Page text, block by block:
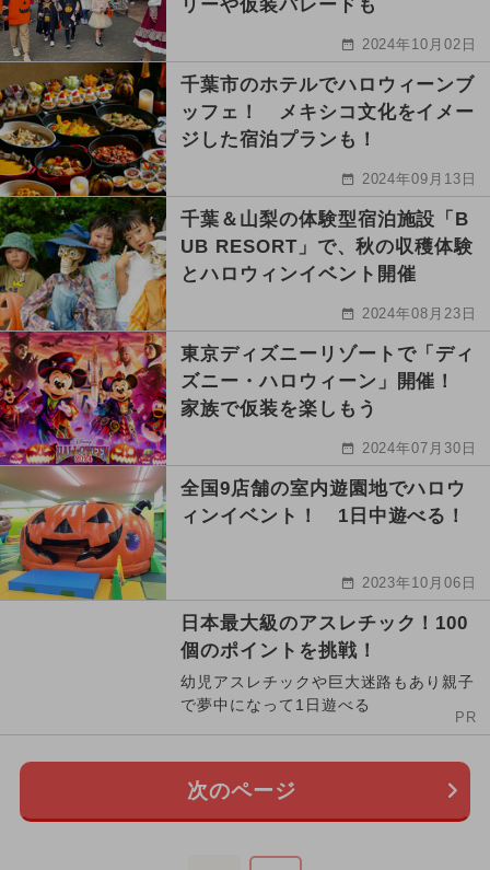
リーや仮装パレードも
2024年10月02日
千葉市のホテルでハロウィーンブ
ッフェ！ メキシコ文化をイメー
ジした宿泊プランも！
2024年09月13日
千葉＆山梨の体験型宿泊施設「B
UB RESORT」で、秋の収穫体験
とハロウィンイベント開催
2024年08月23日
東京ディズニーリゾートで「ディ
ズニー・ハロウィーン」開催！
家族で仮装を楽しもう
2024年07月30日
全国9店舗の室内遊園地でハロウ
ィンイベント！ 1日中遊べる！
2023年10月06日
日本最大級のアスレチック！100
個のポイントを挑戦！
幼児アスレチックや巨大迷路もあり親子
で夢中になって1日遊べる
PR
次のページ